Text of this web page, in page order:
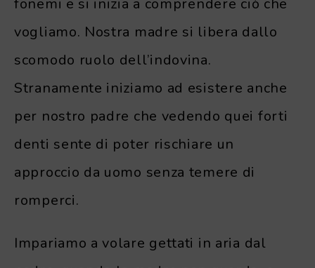
fonemi e si inizia a comprendere ciò che
vogliamo. Nostra madre si libera dallo
scomodo ruolo dell’indovina.
Stranamente iniziamo ad esistere anche
per nostro padre che vedendo quei forti
denti sente di poter rischiare un
approccio da uomo senza temere di
romperci.
Impariamo a volare gettati in aria dal